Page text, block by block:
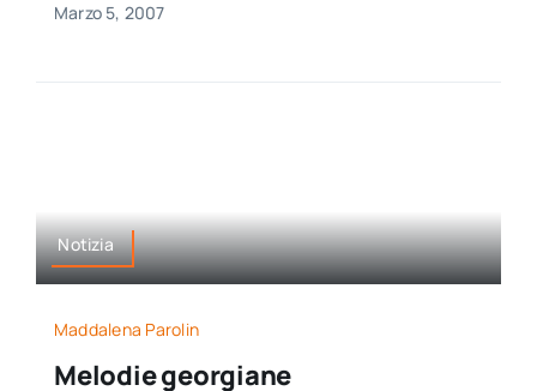
Marzo 5, 2007
Notizia
Maddalena Parolin
Melodie georgiane